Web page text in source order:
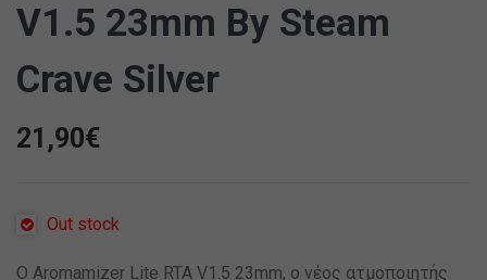
V1.5 23mm By Steam
Crave Silver
21,90€
Out stock
Ο Aromamizer Lite RTA V1.5 23mm, ο νέος ατμοποιητής